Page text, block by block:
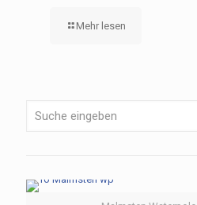
Mehr lesen